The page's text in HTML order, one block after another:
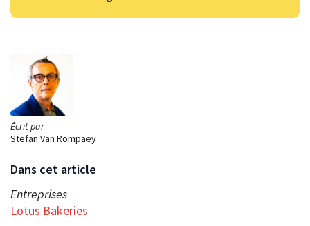
Écrit par
Stefan Van Rompaey
Dans cet article
Entreprises
Lotus Bakeries